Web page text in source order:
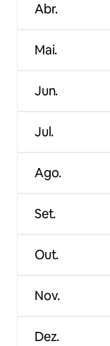
Abr.
Mai.
Jun.
Jul.
Ago.
Set.
Out.
Nov.
Dez.